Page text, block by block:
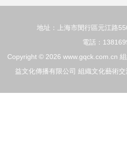
地址：上海市閔行區元江路
電話：
Copyright © 2026 www.gqck.com.cn
益文化傳播有限公司 組織文化藝術交